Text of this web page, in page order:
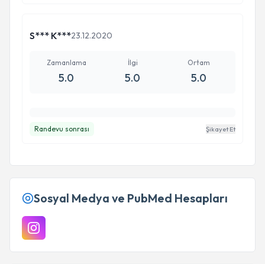
S*** K***23.12.2020
Zamanlama
5.0
İlgi
5.0
Ortam
5.0
Randevu sonrası Şikayet Et
Sosyal Medya ve PubMed Hesapları